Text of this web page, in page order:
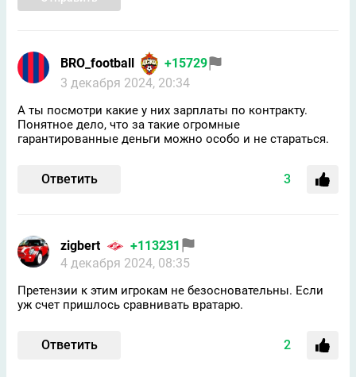
BRO_football
+15729
3 декабря 2024, 20:34
А ты посмотри какие у них зарплаты по контракту.
Понятное дело, что за такие огромные
гарантированные деньги можно особо и не стараться.
Ответить 3
zigbert
+113231
4 декабря 2024, 08:35
Претензии к этим игрокам не безосновательны. Если
уж счет пришлось сравнивать вратарю.
Ответить 2